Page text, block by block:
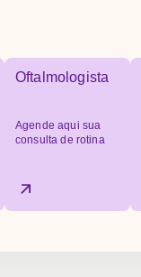
Oftalmologista
Agende aqui sua
consulta de rotina